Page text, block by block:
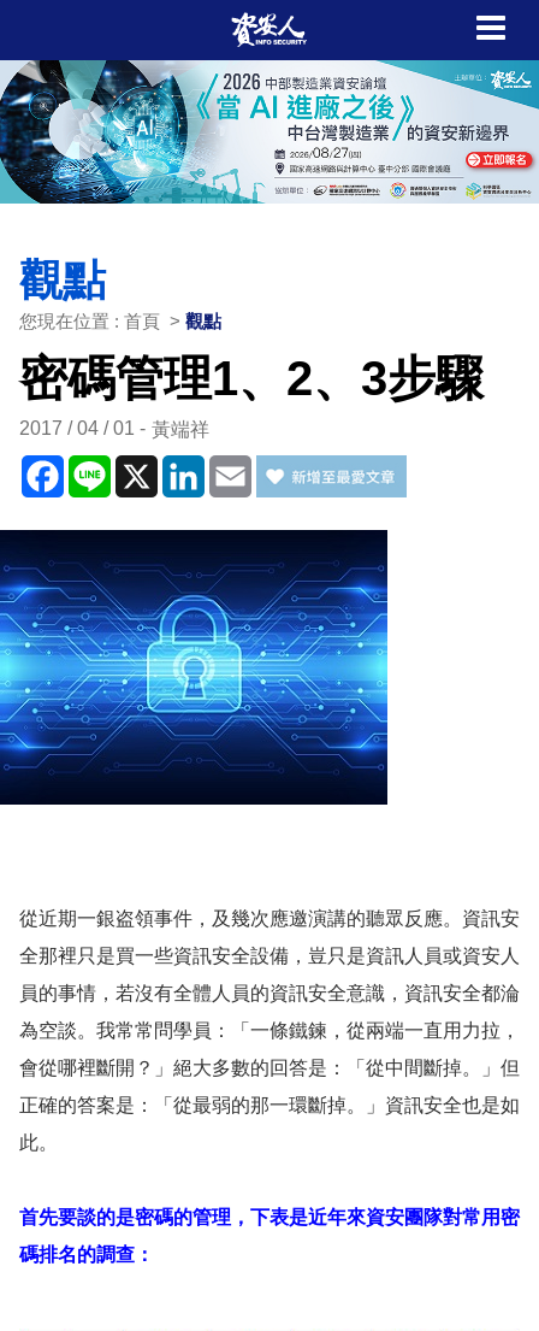
觀點
您現在位置 : 首頁 > 觀點
密碼管理1、2、3步驟
2017 / 04 / 01 黃端祥
Facebook
Line X LinkedIn
Email
從近期一銀盗領事件，及幾次應邀演講的聽眾反應。資訊安
全那裡只是買一些資訊安全設備，豈只是資訊人員或資安人
員的事情，若沒有全體人員的資訊安全意識，資訊安全都淪
為空談。我常常問學員：「一條鐵鍊，從兩端一直用力拉，
會從哪裡斷開？」絕大多數的回答是：「從中間斷掉。」但
正確的答案是：「從最弱的那一環斷掉。」資訊安全也是如
此。
首先要談的是密碼的管理，下表是近年來資安團隊對常用密
碼排名的調查：